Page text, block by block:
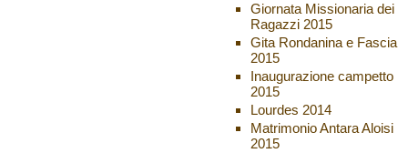
Giornata Missionaria dei
Ragazzi 2015
Gita Rondanina e Fascia
2015
Inaugurazione campetto
2015
Lourdes 2014
Matrimonio Antara Aloisi
2015